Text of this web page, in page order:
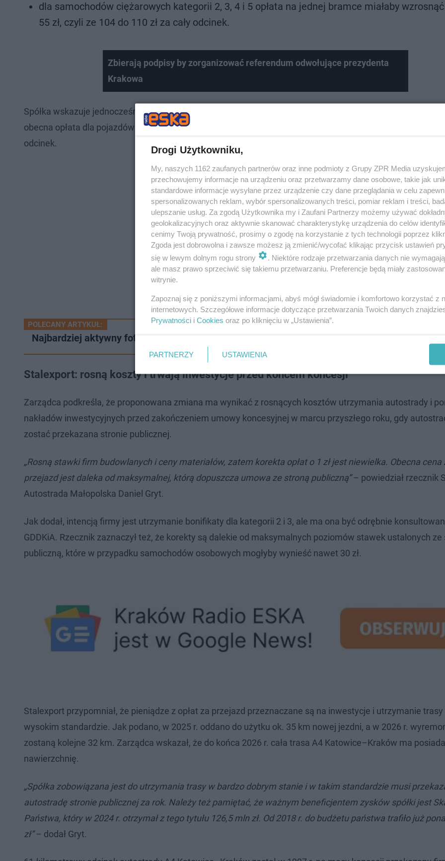
dla samochodów ciężarowych kategorii 2, 3, 4 i 5 opłata na jednej bramce miałaby
55 zł, czyli ze 104 do 110 zł za cały odcinek.
Zbierają podpisy by zorganizować referendum odwołujące prezydenta
Krakowa
Spółka wskazuje jednocześnie, że dla kategorii 2 i 3 utrzymana miałaby zostać bonifikata 22 zł.
obecna opłata dla pojazdów tych kategorii w wysokości 30 zł wzrosłaby do 33 zł na bramce, czyli z 60 do 66
odcinek.
POLECANY ARTYKUŁ:
Najbardziej aktywny fotoradar w Polsce znajduje się w Małopolsce. Tam kierowcy …
Stalexport: rosną koszty i trwają inwestycje przed końcem koncesji
Zarządca podkreśla, że proponowana zmiana ma wynikać z rosnących kosztów utrzymania autostrady i
nakładów inwestycyjnych przed zakończeniem umowy koncesyjnej w marcu przyszłego roku, gdy
zostać przekazana stronie publicznej.
„Rosną stawki firm budowlanych i ceny materiałów, zatem korekta opłat o 1 zł jest niewielka. Obecna cena
przejazd jest daleka od maksymalnej, którą dopuszcza umowa ze stroną publiczną”– powiedział rzecznik
Autostrada Małopolska Daniel Gryt.
Jak dodał, intencją firmy jest utrzymanie bonifikaty dla kategorii 2 i 3, ale ma ona być odrębnie
GDDKiA. Rzecznik zaznaczył też, że korekty są dalekie od maksymalnych poziomów stawek ustalonych ze
publiczną, które w przypadku samochodów osobowych mogłyby wynieść nawet 30 zł.
Stalexport przypomniał, że pieniądze z opłat za przejazd przeznaczane są na inwestycje i utrzymanie
wysokim standardzie. Jak podano, w 2025 r. oddano do użytku ok. 35 km nowej jezdni, a w 2026 r.
zostaną kolejne 32 km. Zarządca wskazał, że do końca 2026 r. cała trasa A4 Katowice–Kraków ma
nawierzchnię.
„Spółka zobowiązana jest do utrzymania trasy w bardzo dobrym stanie i w takim standardzie musi
autostradę stronie publicznej za rok. Należy też pamiętać, że ważnym beneficjentem zysków spółki jest
Państwa, który w 2024 r. otrzymał z tego tytułu 126,5 mln zł. Od 2018 r. do budżetu państwa trafiło już
zł”– dodał Gryt.
Drogi Użytkowniku,
My, naszych 1162 zaufanych partnerów oraz inne podmioty z Grupy ZPR Media
przechowujemy informacje na urządzeniu oraz przetwarzamy dane osobowe, takie jak
standardowe informacje wysyłane przez urządzenie czy dane przeglądania w celu
spersonalizowanych reklam, wybór spersonalizowanych treści, pomiar reklam i treści,
ulepszanie usług. Za zgodą Użytkownika my i Zaufani Partnerzy możemy używać
geolokalizacyjnych oraz aktywnie skanować charakterystykę urządzenia do celów
cenimy Twoją prywatność, prosimy o zgodę na korzystanie z tych technologii poprzez
Zgoda jest dobrowolna i zawsze możesz ją zmienić/wycofać klikając przycisk ustawień
się w lewym dolnym rogu strony
. Niektóre rodzaje przetwarzania danych nie
ale masz prawo sprzeciwić się takiemu przetwarzaniu. Preferencje będą miały
witrynie.
Zapoznaj się z poniższymi informacjami, abyś mógł świadomie i komfortowo korzystać z
internetowych. Szczegółowe informacje dotyczące przetwarzania Twoich danych
Prywatności i Cookies oraz po kliknięciu w „Ustawienia”.
PARTNERZY USTAWIENIA